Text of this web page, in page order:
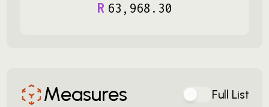
R 63 , 968 . 30
Measures Full List